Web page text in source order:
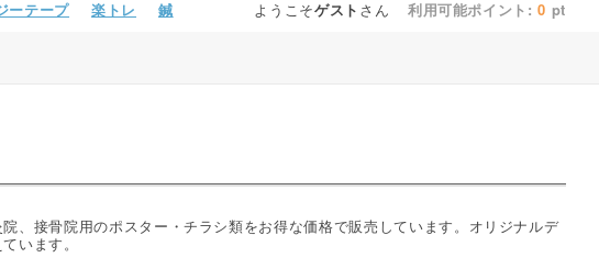
耗品
ーテープ 楽トレ 鍼 ようこそゲスト さん 利用可能ポイント:0 pt
、接骨院用のポスター・チラシ類をお得な価格で販売しています。オリジナルデ
います。
【楽トレ】機器付属品
レット